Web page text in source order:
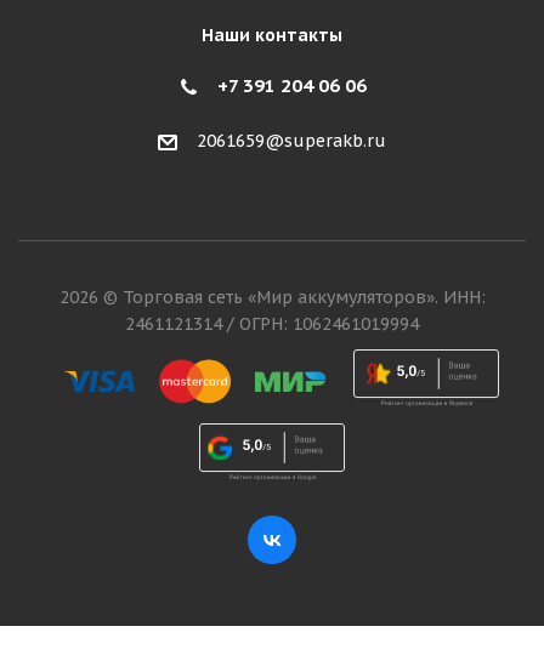
Наши контакты
+7 391 204 06 06
2061659@superakb.ru
2026 © Торговая сеть «Мир аккумуляторов». ИНН:
2461121314 / ОГРН: 1062461019994